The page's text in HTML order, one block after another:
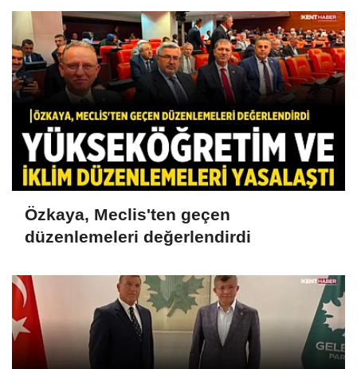
Özkaya, Meclis'ten geçen
düzenlemeleri değerlendirdi